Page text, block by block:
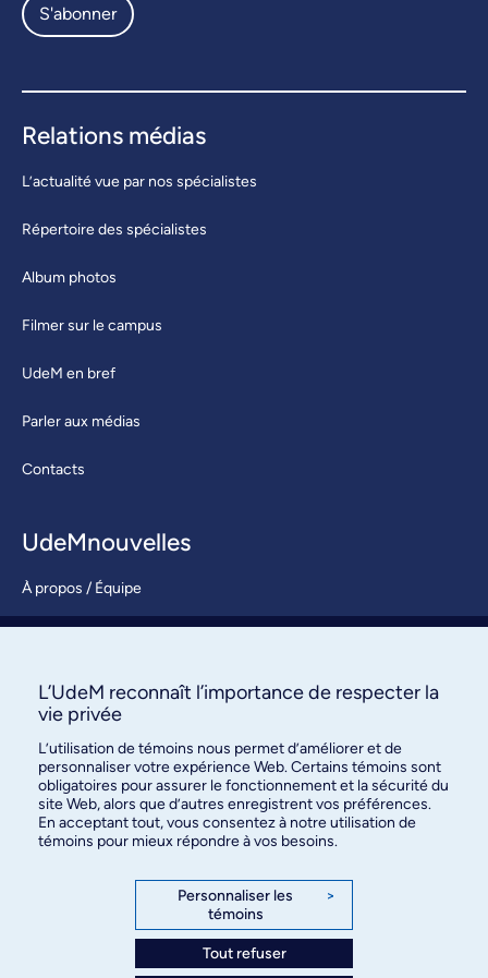
S'abonner
Relations médias
L’actualité vue par nos spécialistes
Répertoire des spécialistes
Album photos
Filmer sur le campus
UdeM en bref
Parler aux médias
Contacts
UdeMnouvelles
À propos / Équipe
S’abonner
Bureau des communications et
des relations publiques
3744, rue Jean-Brillant, bureau 490
Montréal (Québec) H3T 1P1
L’UdeM reconnaît l’importance de respecter la
vie privée
L’utilisation de témoins nous permet d’améliorer et de
personnaliser votre expérience Web. Certains témoins sont
obligatoires pour assurer le fonctionnement et la sécurité du
site Web, alors que d’autres enregistrent vos préférences.
En acceptant tout, vous consentez à notre utilisation de
témoins pour mieux répondre à vos besoins.
Personnaliser les
témoins
>
Tout refuser